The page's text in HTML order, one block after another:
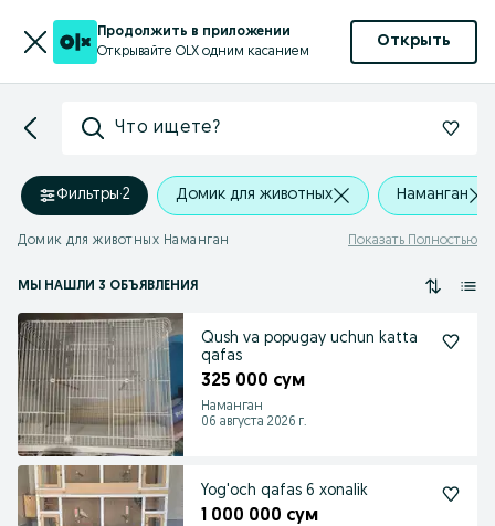
Продолжить в приложении
Открывайте OLX одним касанием
Открыть
Что ищете?
Фильтры·2 Домик для животных Наманган
Домик для животных Наманган Показать Полностью
МЫ НАШЛИ 3 ОБЪЯВЛЕНИЯ
Qush va popugay uchun katta
qafas
325 000 сум
Наманган
06 августа 2026 г.
Yog'och qafas 6 xonalik
1 000 000 сум